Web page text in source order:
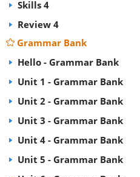
Skills 4
Review 4
Grammar Bank
Hello - Grammar Bank
Unit 1 - Grammar Bank
Unit 2 - Grammar Bank
Unit 3 - Grammar Bank
Unit 4 - Grammar Bank
Unit 5 - Grammar Bank